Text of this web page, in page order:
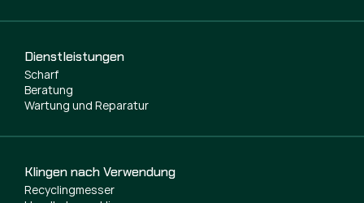
Dienstleistungen
Scharf
Beratung
Wartung und Reparatur
Klingen nach Verwendung
Recyclingmesser